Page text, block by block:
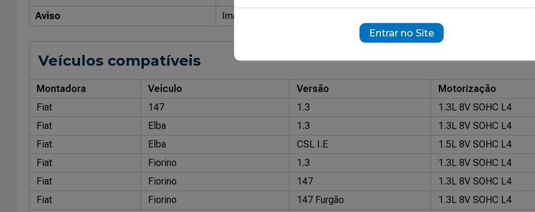
Entrar no Site
Aviso
Imagens meramente ilustrativas.
Veículos compatíveis
Montadora Veículo Versão Motorização
Fiat
147 1.3 1.3L 8V SOHC L4
Fiat
Elba 1.3 1.3L 8V SOHC L4
Fiat
Elba CSL I.E 1.5L 8V SOHC L4
Fiat
Fiorino 1.3 1.3L 8V SOHC L4
Fiat
Fiorino 147 1.3L 8V SOHC L4
Fiat
Fiorino 147 Furgão 1.3L 8V SOHC L4